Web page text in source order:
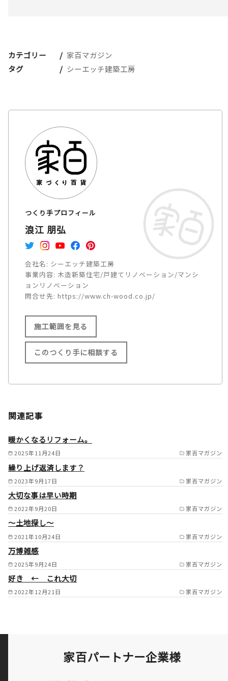
カテゴリー
家百マガジン
タグ
シーエッチ建築工房
つくり手プロフィール
浪江 朋弘
会社名: シーエッチ建築工房
事業内容: 木造新築住宅/戸建てリノベーション/マンシ
ョンリノベーション
問合せ先: https://www.ch-wood.co.jp/
施工範囲を見る
施工範囲
茨木市/摂津市/明石市/尼崎市/
市/芦屋市/豊能郡/箕面市/池田
市/ /
このつくり手に相談する
関連記事
2025年11月24日 家百マガジン
暖かくなるリフォーム。
2023年9月17日 家百マガジン
繰り上げ返済します？
2022年9月20日 家百マガジン
大切な事は早い時期
2021年10月24日 家百マガジン
～土地探し～
2025年9月24日 家百マガジン
万博雑感
2022年12月21日 家百マガジン
好き ← これ大切
家百パートナー企業様